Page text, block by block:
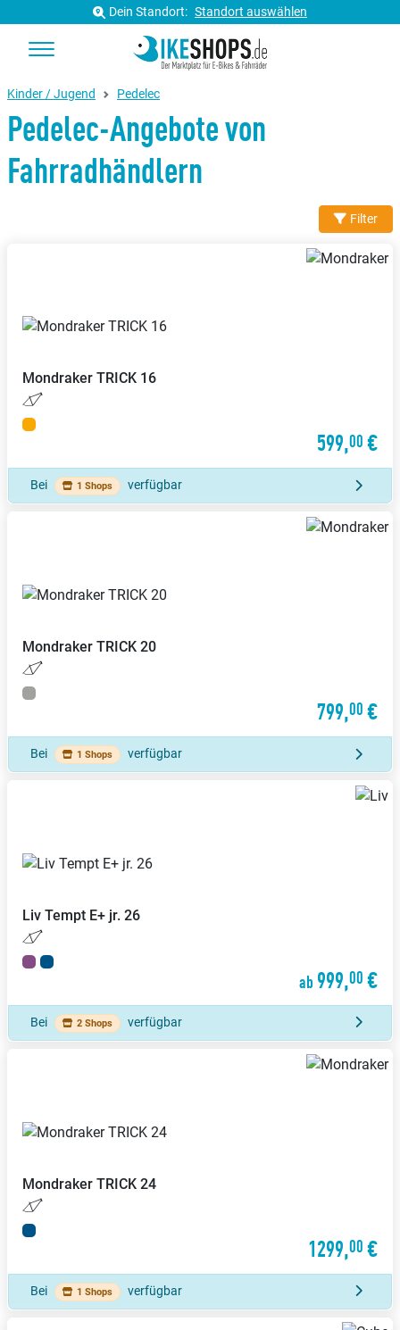
Dein Standort: Standort auswählen
Kinder / Jugend Pedelec
Pedelec-Angebote von
Fahrradhändlern
Filter
Mondraker TRICK 16
599,00 €
Bei 1 Shops verfügbar
Mondraker TRICK 20
799,00 €
Bei 1 Shops verfügbar
Liv Tempt E+ jr. 26
ab 999,00 €
Bei 2 Shops verfügbar
Mondraker TRICK 24
1299,00 €
Bei 1 Shops verfügbar